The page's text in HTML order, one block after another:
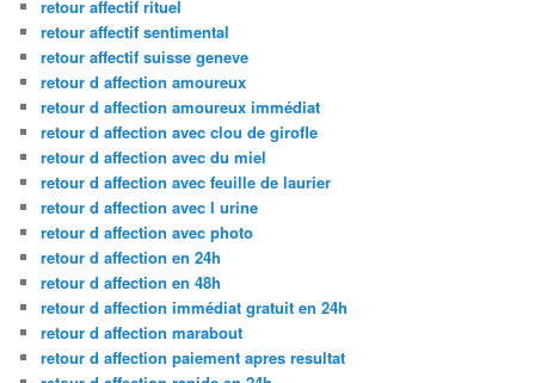
retour affectif rituel
retour affectif sentimental
retour affectif suisse geneve
retour d affection amoureux
retour d affection amoureux immédiat
retour d affection avec clou de girofle
retour d affection avec du miel
retour d affection avec feuille de laurier
retour d affection avec l urine
retour d affection avec photo
retour d affection en 24h
retour d affection en 48h
retour d affection immédiat gratuit en 24h
retour d affection marabout
retour d affection paiement apres resultat